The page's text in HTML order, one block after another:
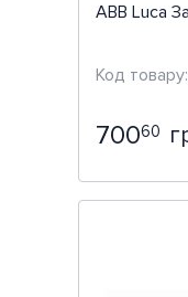
ABB Luca
70060